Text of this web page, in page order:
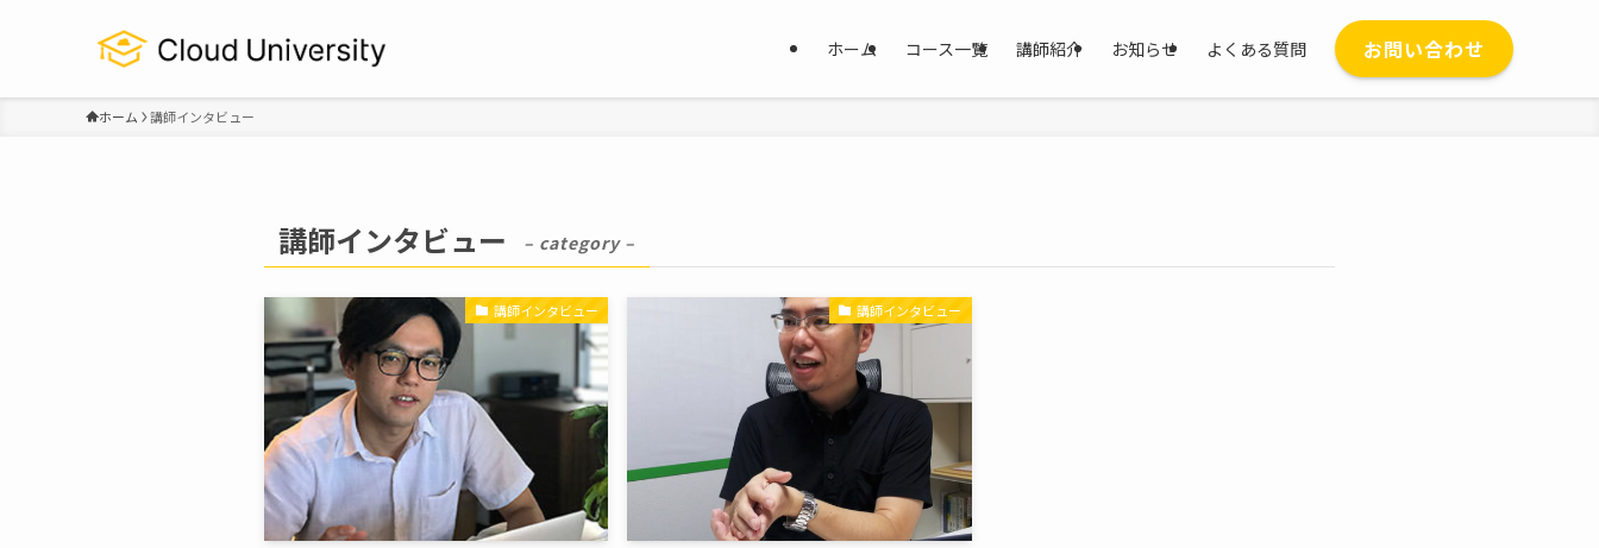
ホーム コース一覧 講師紹介 お知らせ よくある質問 お問い合わせ
ホーム 講師インタビュー
講師インタビュー – category –
講師インタビュー 講師インタビュー